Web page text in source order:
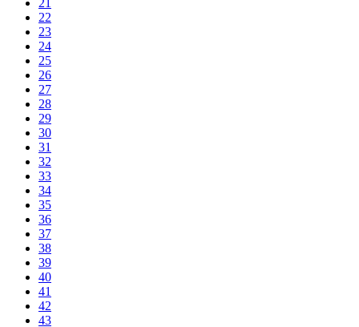
22
23
24
25
26
27
28
29
30
31
32
33
34
35
36
37
38
39
40
41
42
43